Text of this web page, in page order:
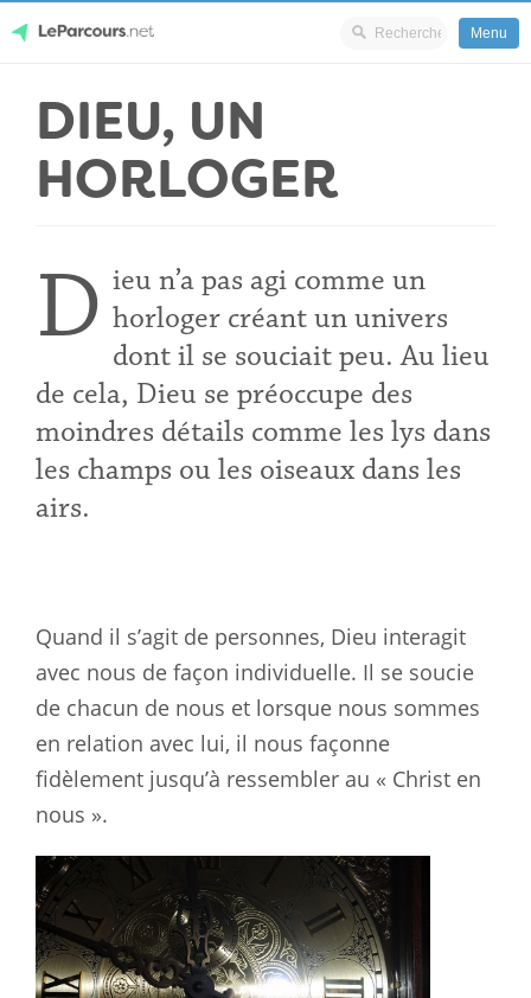
content
LeParcours.net
Menu
DIEU, UN
HORLOGER
D ieu n’a pas agi comme un
horloger créant un univers
dont il se souciait peu. Au lieu
de cela, Dieu se préoccupe des
moindres détails comme les lys dans
les champs ou les oiseaux dans les
airs.
Quand il s’agit de personnes, Dieu interagit
avec nous de façon individuelle. Il se soucie
de chacun de nous et lorsque nous sommes
en relation avec lui, il nous façonne
fidèlement jusqu’à ressembler au « Christ en
nous ».